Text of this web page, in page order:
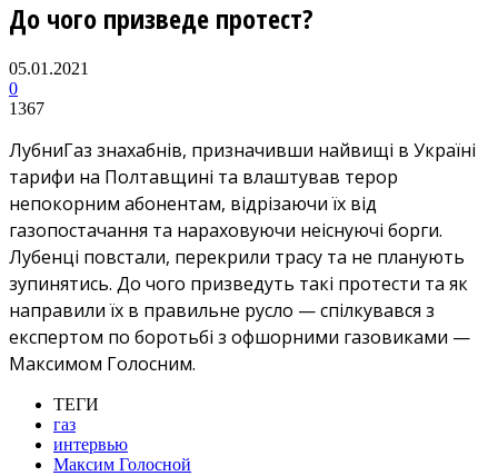
До чого призведе протест?
05.01.2021
0
1367
ЛубниГаз знахабнів, призначивши найвищі в Україні
тарифи на Полтавщині та влаштував терор
непокорним абонентам, відрізаючи їх від
газопостачання та нараховуючи неіснуючі борги.
Лубенці повстали, перекрили трасу та не планують
зупинятись. До чого призведуть такі протести та як
направили їх в правильне русло — спілкувався з
експертом по боротьбі з офшорними газовиками —
Максимом Голосним.
ТЕГИ
газ
интервью
Максим Голосной